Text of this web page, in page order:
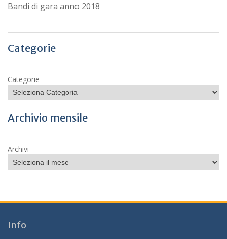
Bandi di gara anno 2018
Categorie
Categorie
Archivio mensile
Archivi
Info